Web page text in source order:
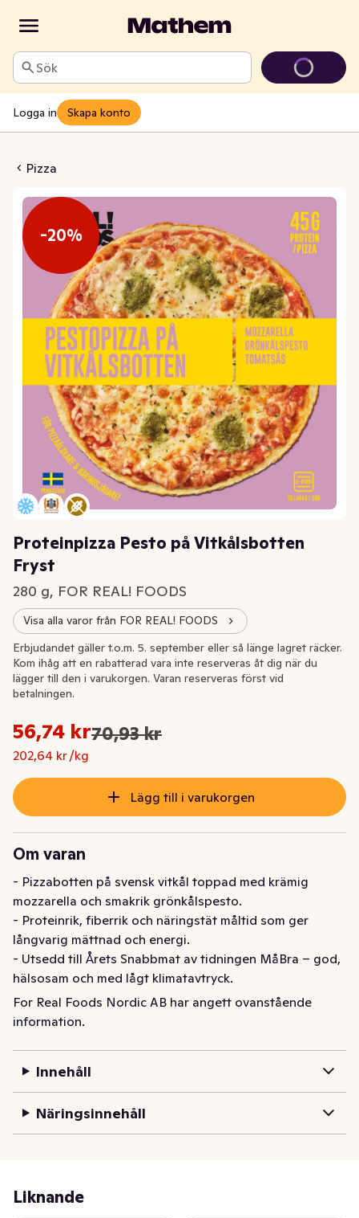
Sök
Logga in Skapa konto
Pizza
på Vitkålsbotten Fryst
-20%
Proteinpizza Pesto på Vitkålsbotten
Fryst
280 g, FOR REAL! FOODS
Visa alla varor från FOR REAL! FOODS
-20%
Ursprungspriset var: 70,93 kr
Nuvarande pris är: 56,74 kr
56,74 kr70,93 kr
202,64 kr /kg
Styckpris: 202,64 kr /kg
Erbjudandet gäller t.o.m. 5. september eller så länge lagret räcker.
Kom ihåg att en rabatterad vara inte reserveras åt dig när du
lägger till den i varukorgen. Varan reserveras först vid
betalningen.
Lägg till i varukorgen
Om varan
- Pizzabotten på svensk vitkål toppad med krämig
mozzarella och smakrik grönkålspesto.
- Proteinrik, fiberrik och näringstät måltid som ger
långvarig mättnad och energi.
- Utsedd till Årets Snabbmat av tidningen MåBra – god,
hälsosam och med lågt klimatavtryck.
- Brödfri pizza helt utan spannmål och gluten, gjord på
100% naturliga råvaror.
val för både kropp och planet.
- Low carb & Keto-vänlig.
- Tillverkad med kärlek i Skärhamn på Tjörn.
For Real Foods Nordic AB har angett ovanstående
information.
Innehåll
Näringsinnehåll
Liknande